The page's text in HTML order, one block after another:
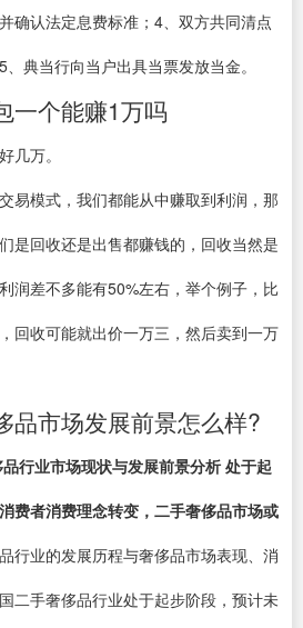
确认法定息费标准；4、双方共同清点
典当行向当户出具当票发放当金。
一个能赚1万吗
几万。
易模式，我们都能从中赚取到利润，那
是回收还是出售都赚钱的，回收当然是
润差不多能有50%左右，举个例子，比
回收可能就出价一万三，然后卖到一万
品市场发展前景怎么样?
行业市场现状与发展前景分析 处于起
消费者消费理念转变，二手奢侈品市场或
行业的发展历程与奢侈品市场表现、消
二手奢侈品行业处于起步阶段，预计未